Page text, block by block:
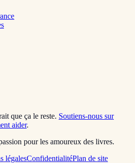
que ça le reste. Soutiens-nous sur
aider.
pour les amoureux des livres.
légalesConfidentialitéPlan de site